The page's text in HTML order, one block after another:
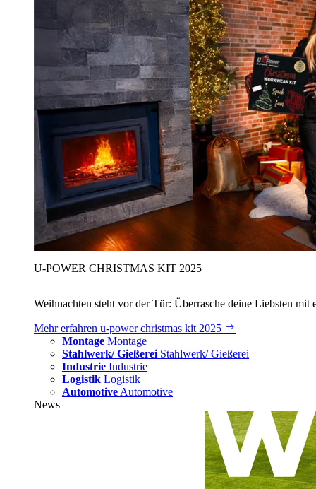
U‑POWER CHRISTMAS KIT 2025
Weihnachten steht vor der Tür: Überrasche deine Liebsten
Mehr erfahren u‑power christmas kit 2025
Montage Montage
Stahlwerk/ Gießerei Stahlwerk/ Gießerei
Industrie Industrie
Logistik Logistik
Automotive Automotive
News